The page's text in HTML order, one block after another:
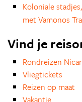
Koloniale
met Vamonos
Vind je
Rondreizen
Vliegtickets
Reizen op maat
Vakantie